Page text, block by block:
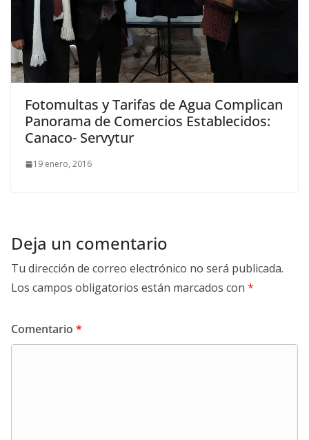
Fotomultas y Tarifas de Agua Complican
Panorama de Comercios Establecidos:
Canaco- Servytur
19 enero, 2016
Deja un comentario
Tu dirección de correo electrónico no será publicada.
Los campos obligatorios están marcados con *
Comentario *